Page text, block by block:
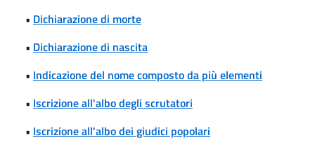
• Dichiarazione di morte
• Dichiarazione di nascita
• Indicazione del nome composto da più elementi
• Iscrizione all'albo degli scrutatori
• Iscrizione all'albo dei giudici popolari